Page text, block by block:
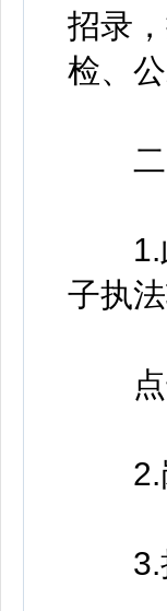
招录
检、
二、
1.此
子执
点
2.岗
3.拟